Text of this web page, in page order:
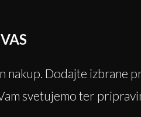
nakup. Dodajte izbrane
svetujemo ter